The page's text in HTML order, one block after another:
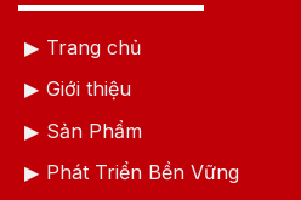
Trang chủ
Giới thiệu
Sản Phẩm
Phát Triển Bền Vững